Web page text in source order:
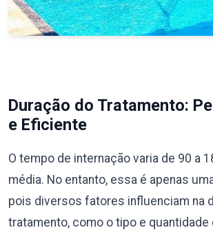
Duração do Tratamento:
e Eficiente
O tempo de internação varia de 90 a
média. No entanto, essa é apenas
pois diversos fatores influenciam na
tratamento, como o tipo e quantidade